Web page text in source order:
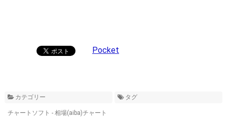
Pocket
カテゴリー
チャートソフト - 相場(aiba)チャート
タグ